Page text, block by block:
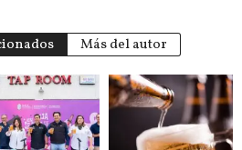
Más del autor